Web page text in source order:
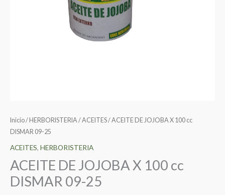
Inicio/ HERBORISTERIA/ACEITES/ ACEITE DE JOJOBA X 100 cc
DISMAR 09-25
ACEITES, HERBORISTERIA
ACEITE DE JOJOBA X 100 cc
DISMAR 09-25